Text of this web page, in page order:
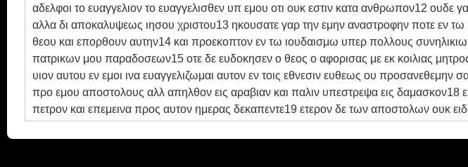
αδελφοι το ευαγγελιον το ευαγγελισθεν υπ εμου οτι ουκ εστιν κατα ανθρωπον12
αλλα δι αποκαλυψεως ιησου χριστου13 ηκουσατε γαρ την εμην αναστροφην ποτε εν τω
θεου και επορθουν αυτην14 και προεκοπτον εν τω ιουδαισμω υπερ πολλους
πατρικων μου παραδοσεων15 οτε δε ευδοκησεν ο θεος ο αφορισας με εκ κοιλιας
υιον αυτου εν εμοι ινα ευαγγελιζωμαι αυτον εν τοις εθνεσιν ευθεως ου προσανεθεμην
προ εμου αποστολους αλλ απηλθον εις αραβιαν και παλιν υπεστρεψα εις δαμασκον18
πετρον και επεμεινα προς αυτον ημερας δεκαπεντε19 ετερον δε των αποστολων ουκ
εκκλησιαις της ιουδαιας ταις εν χριστω23 μονον δε ακουοντες ησαν οτι ο διωκων ημας